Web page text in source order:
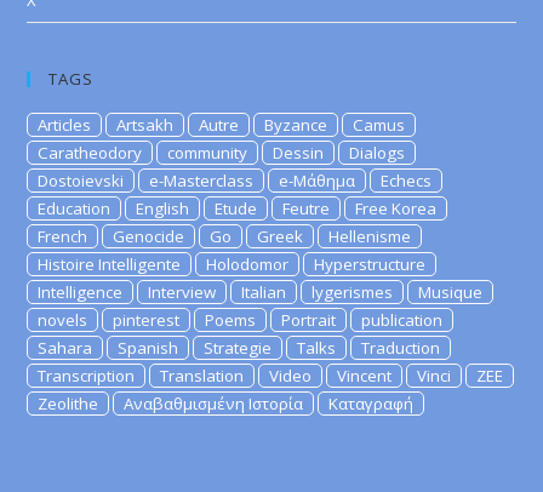
TAGS
Articles Artsakh Autre Byzance
Camus
Caratheodory
community Dessin
Dialogs
Dostoievski
e-Masterclass e-Μάθημα
Echecs
Education
English Etude Feutre
Free Korea
French
Genocide Go Greek
Hellenisme
Histoire Intelligente
Holodomor
Hyperstructure
Intelligence
Interview Italian lygerismes
Musique
novels
pinterest Poems Portrait
publication
Sahara
Spanish Strategie Talks
Traduction
Transcription
Translation Video Vincent Vinci
ZEE
Zeolithe
Αναβαθμισμένη Ιστορία Καταγραφή